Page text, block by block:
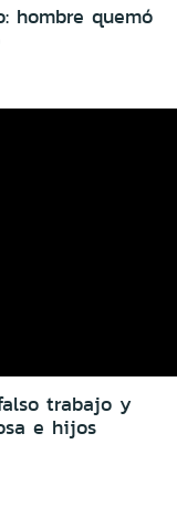
hombre quemó
trabajo y
e hijos